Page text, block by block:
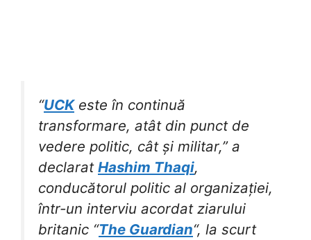
“UCKeste în continuă
transformare, atât din punct de
vedere politic, cât și militar,” a
declarat Hashim Thaqi,
conducătorul politic al organizației,
într-un interviu acordat ziarului
britanic “The Guardian“, la scurt